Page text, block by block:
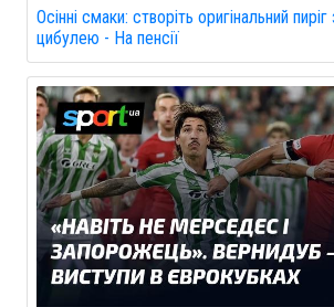
Осінні смаки: створіть оригінальний
цибулею - На пенсії